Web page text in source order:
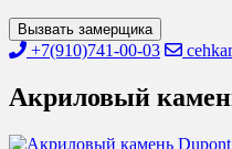
Вызвать замерщика
+7(910)741-00-03
Акриловый